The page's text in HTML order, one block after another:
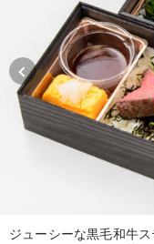
ジューシーな黒毛和牛